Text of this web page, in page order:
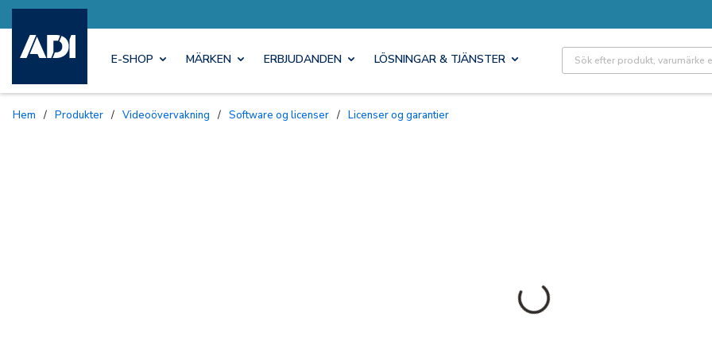
E-SHOP MÄRKEN ERBJUDANDEN LÖSNINGAR & TJÄNSTER Site Search
Hem / Produkter / Videoövervakning / Software og licenser / Licenser og garantier